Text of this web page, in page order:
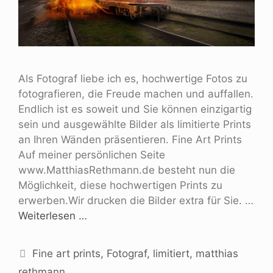
Als Fotograf liebe ich es, hochwertige Fotos zu
fotografieren, die Freude machen und auffallen.
Endlich ist es soweit und Sie können einzigartig
sein und ausgewählte Bilder als limitierte Prints
an Ihren Wänden präsentieren. Fine Art Prints
Auf meiner persönlichen Seite
www.MatthiasRethmann.de besteht nun die
Möglichkeit, diese hochwertigen Prints zu
erwerben.Wir drucken die Bilder extra für Sie. …
Weiterlesen …
Fine art prints, Fotograf, limitiert, matthias